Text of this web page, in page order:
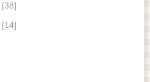
[38]
[14]